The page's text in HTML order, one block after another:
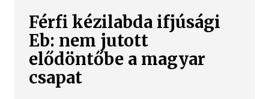
Férfi kézilabda ifjúsági
Eb: nem jutott
elődöntőbe a magyar
csapat